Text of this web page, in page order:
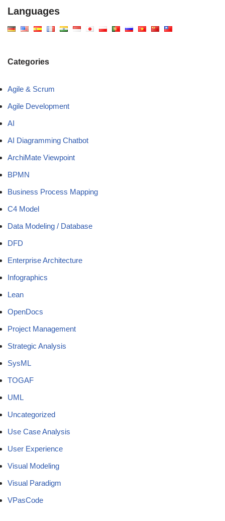
Languages
Categories
Agile & Scrum
Agile Development
AI
AI Diagramming Chatbot
ArchiMate Viewpoint
BPMN
Business Process Mapping
C4 Model
Data Modeling / Database
DFD
Enterprise Architecture
Infographics
Lean
OpenDocs
Project Management
Strategic Analysis
SysML
TOGAF
UML
Uncategorized
Use Case Analysis
User Experience
Visual Modeling
Visual Paradigm
VPasCode